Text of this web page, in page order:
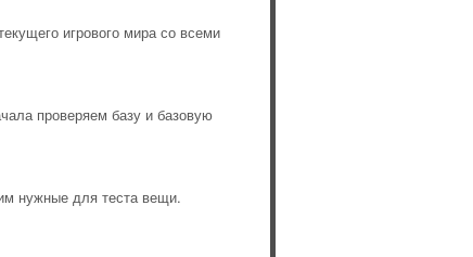
игрового мира со всеми
проверяем базу и базовую
нужные для теста вещи.